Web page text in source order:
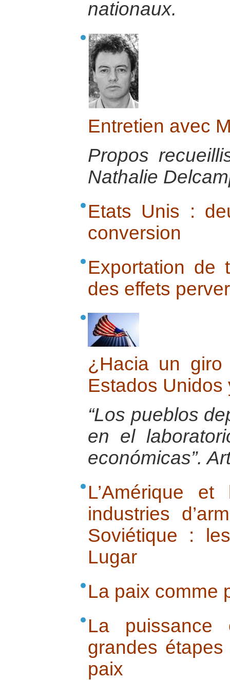
nationaux.
Entretien avec
Propos
Nathalie
Etats Unis :
conversion
Exportation de
des effets
¿Hacia un giro
Estados Unidos
“Los pueblos
en el
económicas”.
L’Amérique
industries
Soviétique :
Lugar
La paix comme
La puissance
grandes
paix